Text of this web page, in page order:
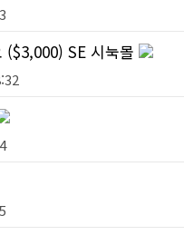
SE 시눅몰